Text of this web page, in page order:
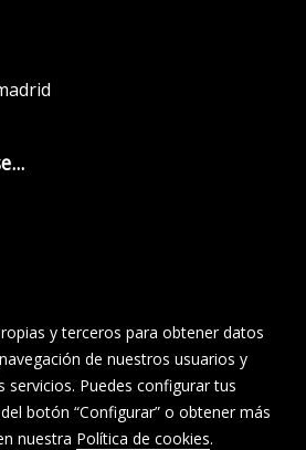
y terceros para obtener datos
de nuestros usuarios y
servicios. Puedes configurar tus
botón “Configurar” o obtener más
nuestra Política de cookies.